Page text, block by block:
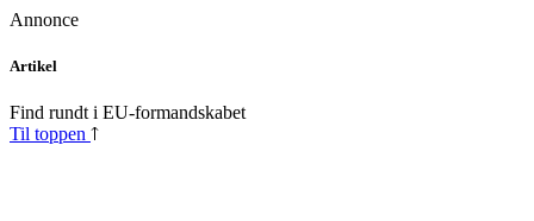
Annonce
Skip
content
Artikel
Find rundt i EU-formandskabet
Til toppen